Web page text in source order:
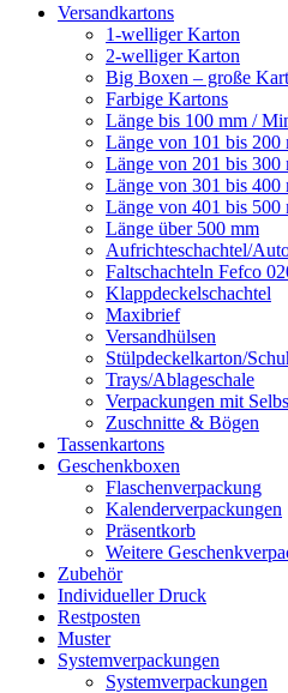
Versandkartons
1-welliger Karton
2-welliger Karton
Big Boxen – große
Farbige Kartons
Länge bis 100 mm /
Länge von 101 bis 200
Länge von 201 bis 300
Länge von 301 bis 400
Länge von 401 bis 500
Länge über 500 mm
Aufrichteschachtel/
Faltschachteln Fefco
Klappdeckelschachtel
Maxibrief
Versandhülsen
Stülpdeckelkarton/
Trays/Ablageschale
Verpackungen mit
Zuschnitte & Bögen
Tassenkartons
Geschenkboxen
Flaschenverpackung
Kalenderverpackungen
Präsentkorb
Weitere
Zubehör
Individueller Druck
Restposten
Muster
Systemverpackungen
Systemverpackungen